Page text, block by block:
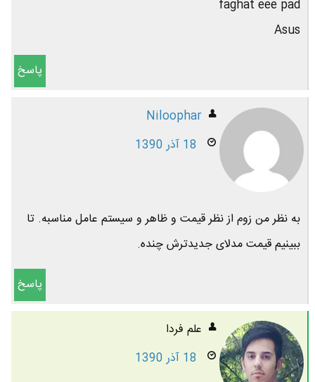
faghat eee pad
Asus
پاسخ
Niloophar
18 آذر 1390
به نظر من زوم از نظر قیمت و ظاهر و سیستم عامل مناسبه. تا
ببینیم قیمت مدلای جدیدترش چنده.
پاسخ
علم فردا
18 آذر 1390